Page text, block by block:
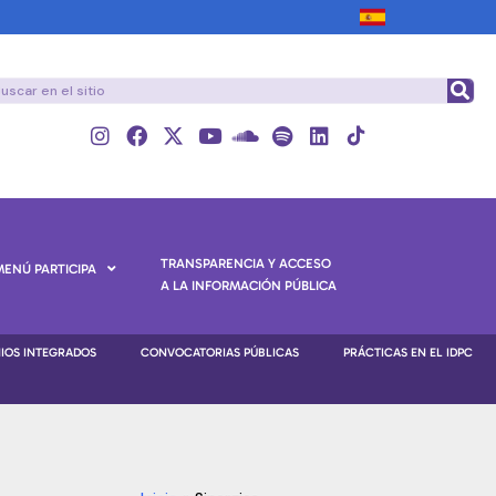
PARTICIPA
TRANSPARENCIA Y ACCESO
A LA INFORMACIÓN PÚBLICA
INTEGRADOS CONVOCATORIAS PÚBLICAS
PRÁCTICAS EN EL IDPC